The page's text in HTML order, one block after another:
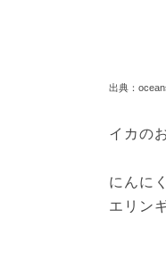
出典：
イカの
にんに
エリン